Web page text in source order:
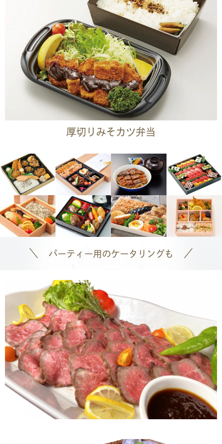
厚切りみそカツ弁当
＼ パーティー用のケータリングも ／